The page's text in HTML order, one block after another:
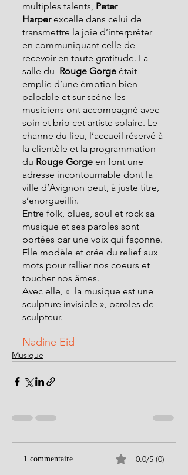
multiples talents, Peter
Harper excelle dans celui de
transmettre la joie d’interpréter
en communiquant celle de
recevoir en toute gratitude. La
salle du Rouge Gorge était
emplie d’une émotion bien
palpable et sur scène les
musiciens ont accompagné avec
soin et brio cet artiste solaire. Le
charme du lieu, l’accueil réservé à
la clientèle et la programmation
du Rouge Gorge en font une
adresse incontournable dont la
ville d’Avignon peut, à juste titre,
s’enorgueillir.
Entre folk, blues, soul et rock sa
musique et ses paroles sont
portées par une voix qui façonne.
Elle modèle et crée du relief aux
mots pour rallier nos coeurs et
toucher nos âmes.
Avec elle, «  la musique est une
sculpture invisible », paroles de
sculpteur.
Nadine Eid
Musique
1 commentaire 0.0/5 (0)